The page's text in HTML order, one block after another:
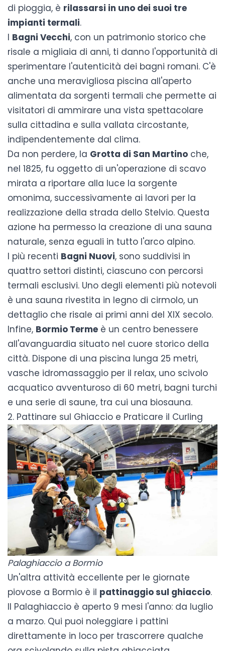
di pioggia, è rilassarsi in uno dei suoi tre
impianti termali.
I Bagni Vecchi, con un patrimonio storico che
risale a migliaia di anni, ti danno l'opportunità di
sperimentare l'autenticità dei bagni romani. C'è
anche una meravigliosa piscina all'aperto
alimentata da sorgenti termali che permette ai
visitatori di ammirare una vista spettacolare
sulla cittadina e sulla vallata circostante,
indipendentemente dal clima.
Da non perdere, la Grotta di San Martino che,
nel 1825, fu oggetto di un'operazione di scavo
mirata a riportare alla luce la sorgente
omonima, successivamente ai lavori per la
realizzazione della strada dello Stelvio. Questa
azione ha permesso la creazione di una sauna
naturale, senza eguali in tutto l'arco alpino.
I più recenti Bagni Nuovi, sono suddivisi in
quattro settori distinti, ciascuno con percorsi
termali esclusivi. Uno degli elementi più notevoli
è una sauna rivestita in legno di cirmolo, un
dettaglio che risale ai primi anni del XIX secolo.
Infine, Bormio Terme è un centro benessere
all'avanguardia situato nel cuore storico della
città. Dispone di una piscina lunga 25 metri,
vasche idromassaggio per il relax, uno scivolo
acquatico avventuroso di 60 metri, bagni turchi
e una serie di saune, tra cui una biosauna.
2. Pattinare sul Ghiaccio e Praticare il Curling
Palaghiaccio a Bormio
Un'altra attività eccellente per le giornate
piovose a Bormio è il pattinaggio sul ghiaccio.
Il Palaghiaccio è aperto 9 mesi l'anno: da luglio
a marzo. Qui puoi noleggiare i pattini
direttamente in loco per trascorrere qualche